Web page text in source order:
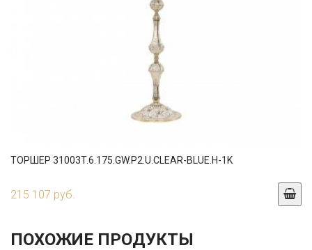
ТОРШЕР 31003T.6.175.GW.P2.U.CLEAR-BLUE.H-1K
215 107 руб.
ПОХОЖИЕ ПРОДУКТЫ